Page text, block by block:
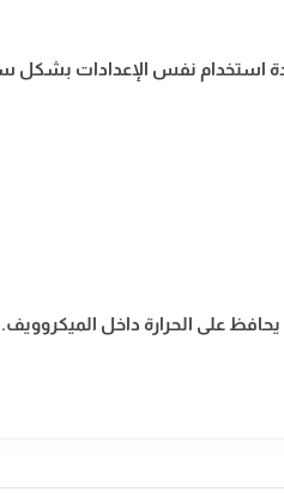
استخدام نفس الإعدادات
على الحرارة داخل